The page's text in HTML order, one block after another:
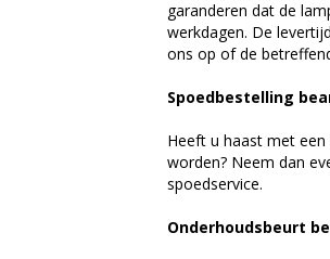
garanderen dat de
werkdagen. De
ons op of de
Spoedbestelling
Heeft u haast met
worden? Neem dan
spoedservice.
Onderhoudsbeurt